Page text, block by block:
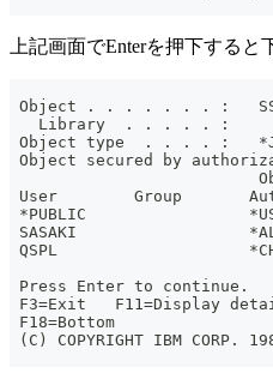
上記画面でEnterを押下すると
Object . . . . . . . :
Library  . . . . . :
Object type  . . . . :
Object secured by
User        Group
*PUBLIC
SASAKI
QSPL
Press Enter to continue.
F3=Exit   F11=Display
F18=Bottom
(C) COPYRIGHT IBM CORP.